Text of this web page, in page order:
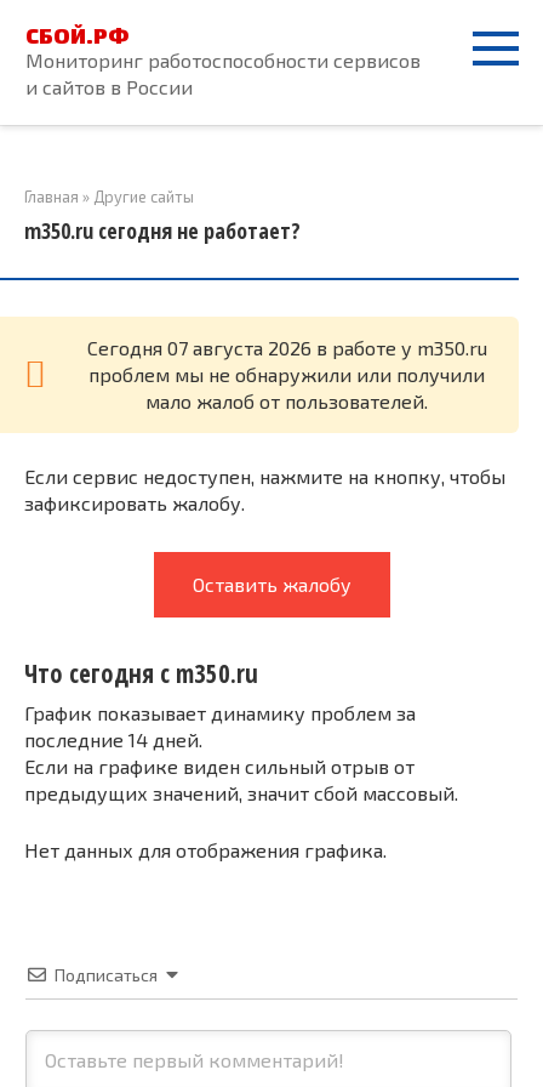
контенту
СБОЙ.РФ
Мониторинг работоспособности сервисов
и сайтов в России
Главная » Другие сайты
m350.ru сегодня не работает?
Cегодня 07 августа 2026 в работе у m350.ru
проблем мы не обнаружили или получили
мало жалоб от пользователей.
Если сервис недоступен, нажмите на кнопку, чтобы
зафиксировать жалобу.
Оставить жалобу
Что сегодня с m350.ru
График показывает динамику проблем за
последние 14 дней.
Если на графике виден сильный отрыв от
предыдущих значений, значит сбой массовый.
Нет данных для отображения графика.
Подписаться